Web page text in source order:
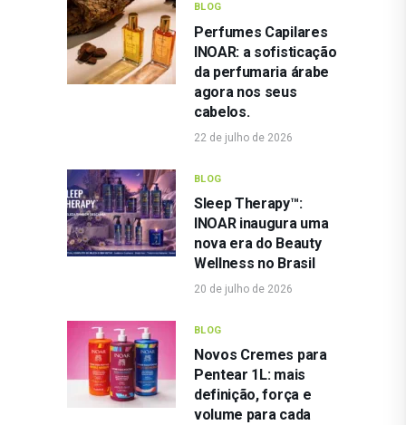
BLOG
Perfumes Capilares
INOAR: a sofisticação
da perfumaria árabe
agora nos seus
cabelos.
22 de julho de 2026
BLOG
Sleep Therapy™:
INOAR inaugura uma
nova era do Beauty
Wellness no Brasil
20 de julho de 2026
BLOG
Novos Cremes para
Pentear 1L: mais
definição, força e
volume para cada